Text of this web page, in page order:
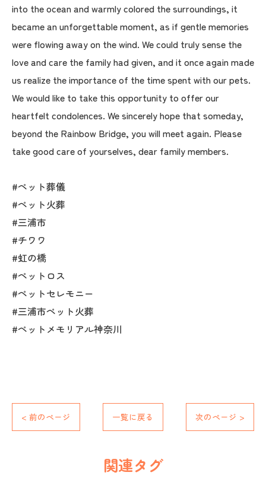
into the ocean and warmly colored the surroundings, it
became an unforgettable moment, as if gentle memories
were flowing away on the wind. We could truly sense the
love and care the family had given, and it once again made
us realize the importance of the time spent with our pets.
We would like to take this opportunity to offer our
heartfelt condolences. We sincerely hope that someday,
beyond the Rainbow Bridge, you will meet again. Please
take good care of yourselves, dear family members.
#ペット葬儀
#ペット火葬
#三浦市
#チワワ
#虹の橋
#ペットロス
#ペットセレモニー
#三浦市ペット火葬
#ペットメモリアル神奈川
< 前のページ 一覧に戻る 次のページ >
関連タグ